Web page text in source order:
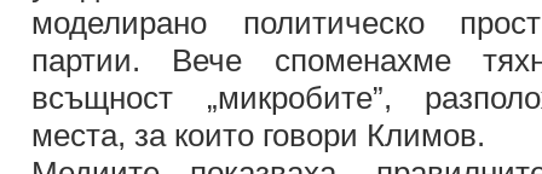
моделирано политическо
партии. Вече споменахме
всъщност „микробите”,
места, за които говори Климов.